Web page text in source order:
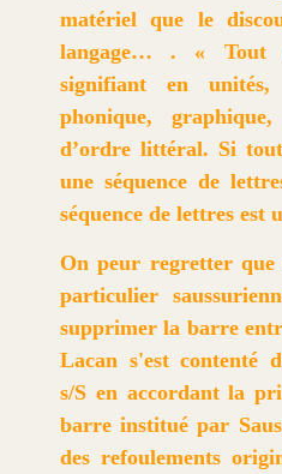
matériel que le
langage… . « Tout
signifiant en unités,
phonique,
d’ordre littéral. Si
une séquence de
séquence de lettres est
On peur regretter
particulier
supprimer la barre
Lacan s'est contenté
s/S en accordant la
barre institué par
des refoulements